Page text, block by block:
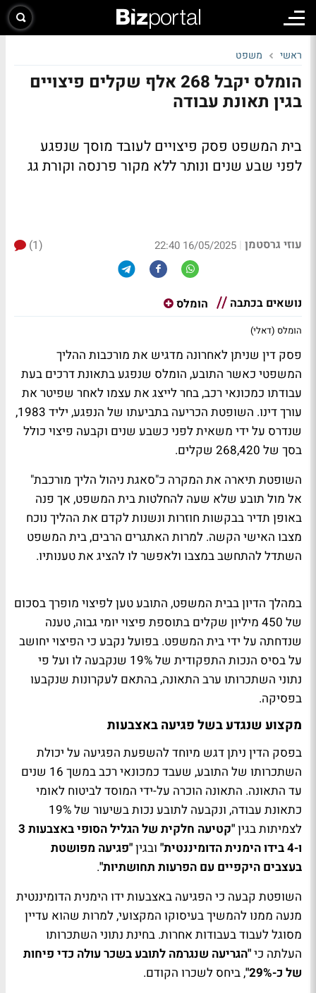
ראשי משפט
הומלס יקבל 268 אלף שקלים פיצויים
בגין תאונת עבודה
בית המשפט פסק פיצויים לעובד מוסך שנפגע
לפני שבע שנים ונותר ללא מקור פרנסה וקורת גג
עוזי גרסטמן |
16/05/2025 22:40
(1)
נושאים בכתבה הומלס
הומלס (דאלי)
פסק דין שניתן לאחרונה מדגיש את מורכבות ההליך
המשפטי כאשר התובע, הומלס שנפגע בתאונת דרכים בעת
עבודתו כמכונאי רכב, בחר לייצג את עצמו לאחר שפיטר את
עורך דינו. השופטת הכריעה בתביעתו של הנפגע, יליד 1983,
שנדרס על ידי משאית לפני כשבע שנים וקבעה פיצוי כולל
בסך של 268,420 שקלים.
השופטת תיארה את המקרה כ"סאגת ניהול הליך מורכבת"
אל מול תובע שלא שעה להחלטות בית המשפט, אך פנה
באופן תדיר בבקשות חוזרות ונשנות לקדם את ההליך נוכח
מצבו האישי הקשה. למרות האתגרים הרבים, בית המשפט
השתדל להתחשב במצבו ולאפשר לו להציג את טענותיו.
במהלך הדיון בבית המשפט, התובע טען לפיצוי מופרך בסכום
של 450 מיליון שקלים בתוספת פיצוי יומי גבוה, טענה
שנדחתה על ידי בית המשפט. בפועל נקבע כי הפיצוי יחושב
על בסיס הנכות התפקודית של 19% שנקבעה לו ועל פי
נתוני השתכרותו ערב התאונה, בהתאם לעקרונות שנקבעו
בפסיקה.
מקצוע שנגדע בשל פגיעה באצבעות
בפסק הדין ניתן דגש מיוחד להשפעת הפגיעה על יכולת
השתכרותו של התובע, שעבד כמכונאי רכב במשך 16 שנים
עד התאונה. התאונה הוכרה על-ידי המוסד לביטוח לאומי
כתאונת עבודה, ונקבעה לתובע נכות בשיעור של 19%
לצמיתות בגין
"קטיעה חלקית של הגליל הסופי באצבעות 3
ו-4 בידו הימנית הדומיננטית"
ובגין"פגיעה מפושטת
בעצבים היקפיים עם הפרעות תחושתיות".
השופטת קבעה כי הפגיעה באצבעות ידו הימנית הדומיננטית
מנעה ממנו להמשיך בעיסוקו המקצועי, למרות שהוא עדיין
מסוגל לעבוד בעבודות אחרות. בחינת נתוני השתכרותו
העלתה כי"הגריעה שנגרמה לתובע בשכר עולה כדי פיחות
של כ-29%"
, ביחס לשכרו הקודם.